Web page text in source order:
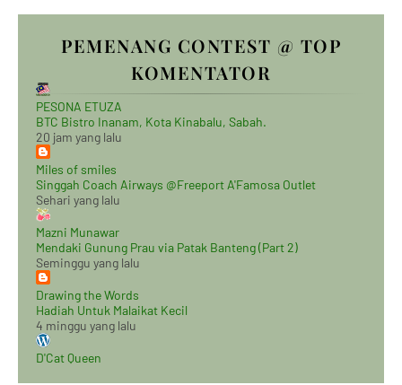
PEMENANG CONTEST @ TOP
KOMENTATOR
PESONA ETUZA
BTC Bistro Inanam, Kota Kinabalu, Sabah.
20 jam yang lalu
Miles of smiles
Singgah Coach Airways @Freeport A'Famosa Outlet
Sehari yang lalu
Mazni Munawar
Mendaki Gunung Prau via Patak Banteng (Part 2)
Seminggu yang lalu
Drawing the Words
Hadiah Untuk Malaikat Kecil
4 minggu yang lalu
D'Cat Queen